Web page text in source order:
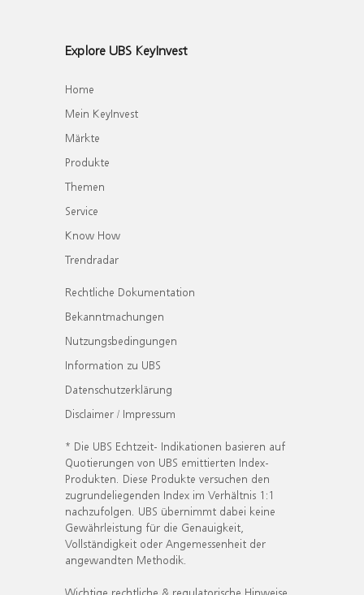
Explore UBS KeyInvest
Home
Mein KeyInvest
Märkte
Produkte
Themen
Service
Know How
Trendradar
Rechtliche Dokumentation
Bekanntmachungen
Nutzungsbedingungen
Information zu UBS
Datenschutzerklärung
Disclaimer / Impressum
* Die UBS Echtzeit- Indikationen basieren auf
Quotierungen von UBS emittierten Index-
Produkten. Diese Produkte versuchen den
zugrundeliegenden Index im Verhältnis 1:1
nachzufolgen. UBS übernimmt dabei keine
Gewährleistung für die Genauigkeit,
Vollständigkeit oder Angemessenheit der
angewandten Methodik.